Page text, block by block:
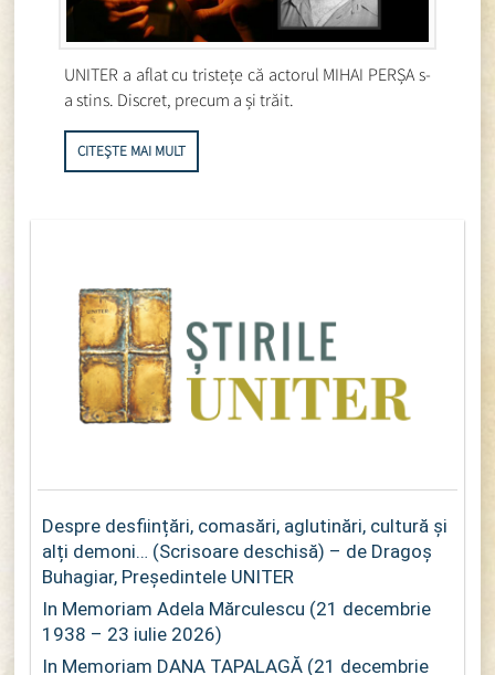
UNITER a aflat cu tristețe că actorul MIHAI PERȘA s-
a stins. Discret, precum a și trăit.
CITEȘTE MAI MULT
Despre desființări, comasări, aglutinări, cultură și
alți demoni… (Scrisoare deschisă) – de Dragoș
Buhagiar, Președintele UNITER
In Memoriam Adela Mărculescu (21 decembrie
1938 – 23 iulie 2026)
In Memoriam DANA TAPALAGĂ (21 decembrie